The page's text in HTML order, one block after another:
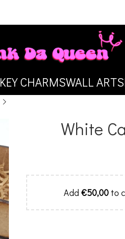
KEY CHARMSWALL ART
White
Add €50,00to